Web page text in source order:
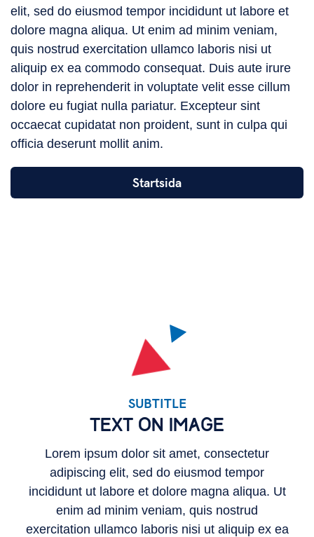
elit, sed do eiusmod tempor incididunt ut labore et
dolore magna aliqua. Ut enim ad minim veniam,
quis nostrud exercitation ullamco laboris nisi ut
aliquip ex ea commodo consequat. Duis aute irure
dolor in reprehenderit in voluptate velit esse cillum
dolore eu fugiat nulla pariatur. Excepteur sint
occaecat cupidatat non proident, sunt in culpa qui
officia deserunt mollit anim.
Startsida
Subtitle
SUBTITLE
TEXT ON IMAGE
Lorem ipsum dolor sit amet, consectetur
adipiscing elit, sed do eiusmod tempor
incididunt ut labore et dolore magna aliqua. Ut
enim ad minim veniam, quis nostrud
exercitation ullamco laboris nisi ut aliquip ex ea